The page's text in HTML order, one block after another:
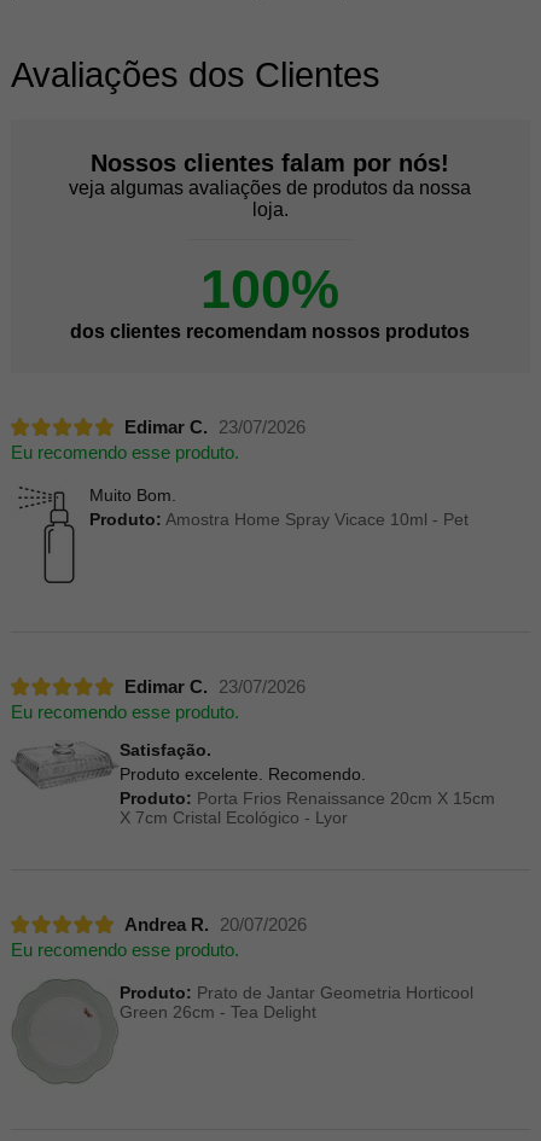
Avaliações dos Clientes
Nossos clientes falam por nós!
veja algumas avaliações de produtos da nossa
loja.
100%
dos clientes recomendam nossos produtos
Edimar C.
23/07/2026
Eu recomendo esse produto.
Muito Bom.
Produto: Amostra Home Spray Vicace 10ml - Pet
Edimar C.
23/07/2026
Eu recomendo esse produto.
Satisfação.
Produto excelente. Recomendo.
Produto: Porta Frios Renaissance 20cm X 15cm
X 7cm Cristal Ecológico - Lyor
Andrea R.
20/07/2026
Eu recomendo esse produto.
Produto: Prato de Jantar Geometria Horticool
Green 26cm - Tea Delight